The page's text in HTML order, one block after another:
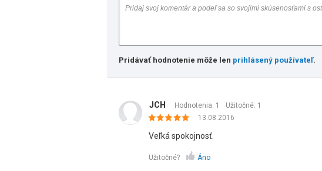
Pridávať hodnotenie môže len prihlásený používateľ.
JCH Hodnotenia: 1 Užitočné: 1
13.08.2016
Veľká spokojnosť.
Užitočné? Áno